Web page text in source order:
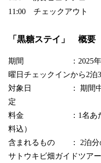
11:00 チェックアウト
「黒糖ステイ」 概要
期間 ：2025年12月6
曜日チェックインから2泊3
対象日 ： 期間中の
定
料金 ：1名あたり
料込）
含まれるもの ： 2泊分
サトウキビ畑ガイドツア